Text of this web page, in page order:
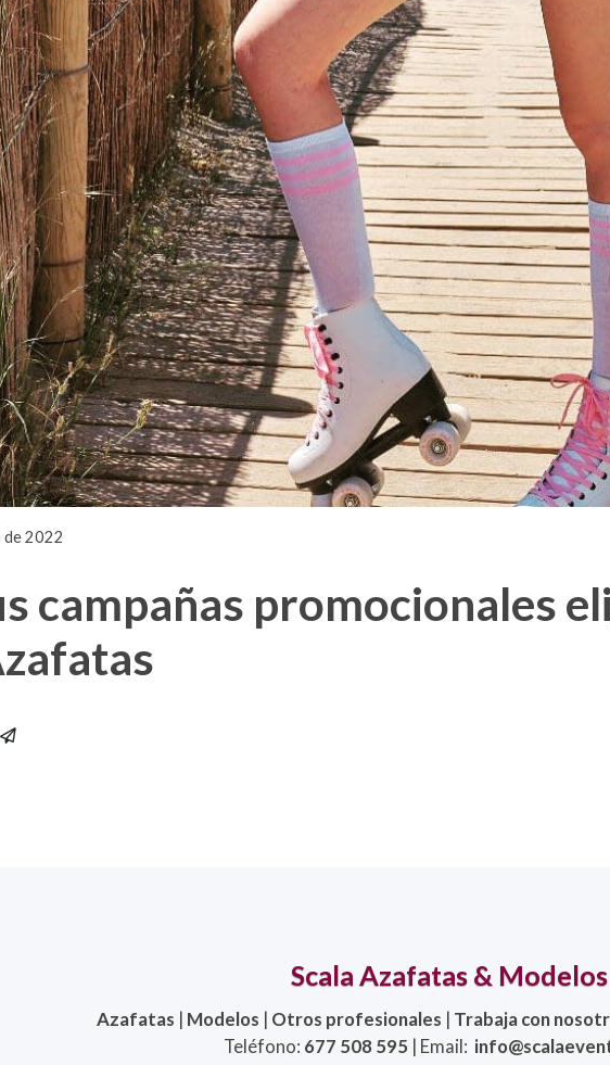
de 2022
campañas promocionales
Scala Azafatas & Modelos
Azafatas | Modelos | Otros profesionales | Trabaja con
Teléfono: 677 508 595 | Email: